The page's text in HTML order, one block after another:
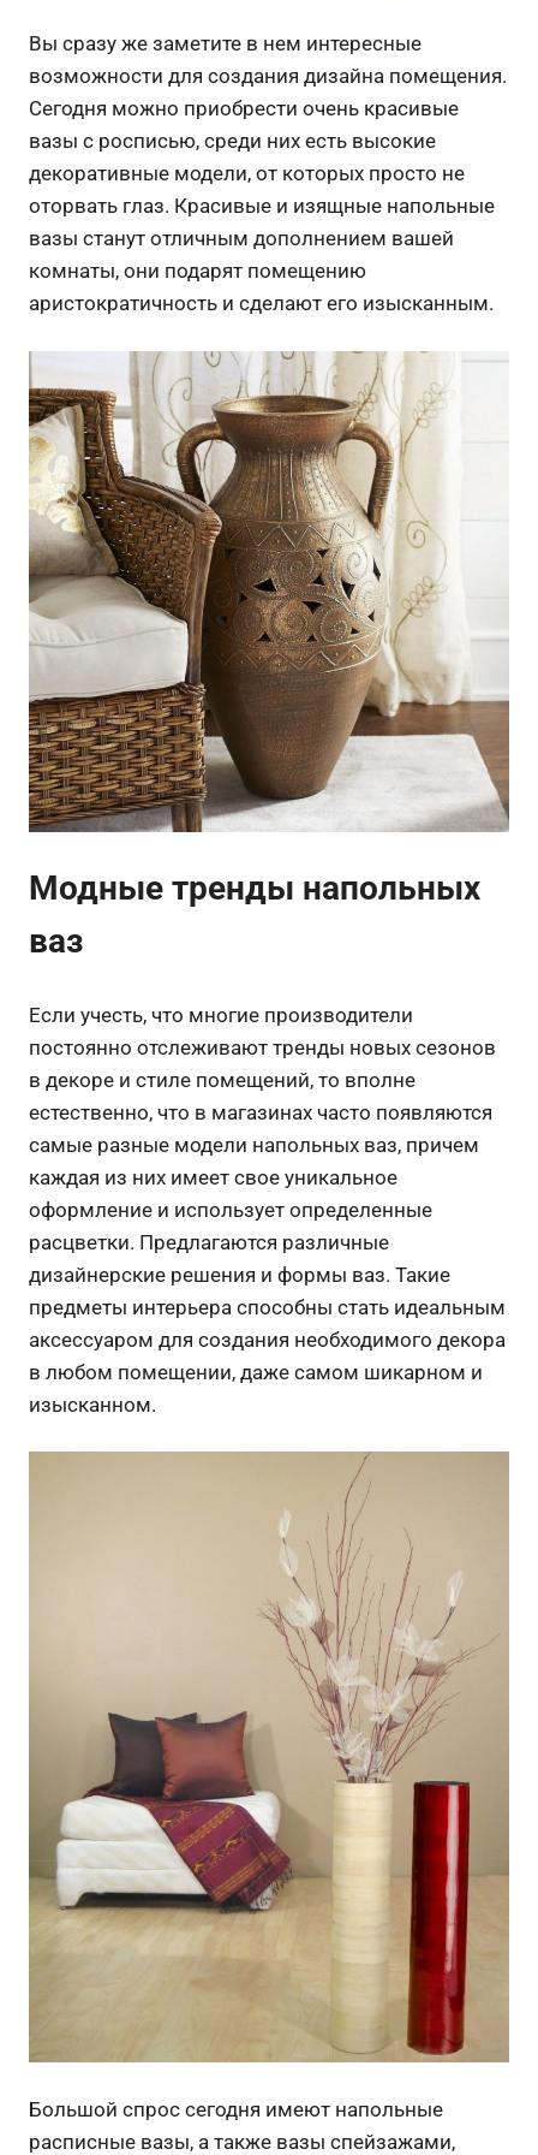
Вы сразу же заметите в нем интересные
возможности для создания дизайна помещения.
Сегодня можно приобрести очень красивые
вазы с росписью, среди них есть высокие
декоративные модели, от которых просто не
оторвать глаз. Красивые и изящные напольные
вазы станут отличным дополнением вашей
комнаты, они подарят помещению
аристократичность и сделают его изысканным.
Модные тренды напольных
ваз
Если учесть, что многие производители
постоянно отслеживают тренды новых сезонов
в декоре и стиле помещений, то вполне
естественно, что в магазинах часто появляются
самые разные модели напольных ваз, причем
каждая из них имеет свое уникальное
оформление и использует определенные
расцветки. Предлагаются различные
дизайнерские решения и формы ваз. Такие
предметы интерьера способны стать идеальным
аксессуаром для создания необходимого декора
в любом помещении, даже самом шикарном и
изысканном.
Большой спрос сегодня имеют напольные
расписные вазы, а также вазы спейзажами,